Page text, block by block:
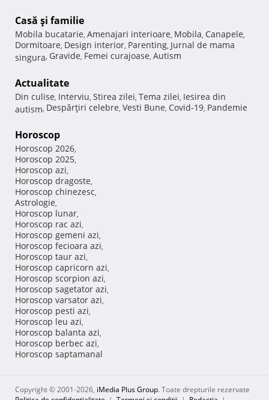
Casă şi familie
Mobila bucatarie, Amenajari interioare, Mobila, Canapele,
Dormitoare, Design interior, Parenting, Jurnal de mama
singura, Gravide, Femei curajoase, Autism
Actualitate
Din culise, Interviu, Stirea zilei, Tema zilei, Iesirea din
autism, Despărţiri celebre, Vesti Bune, Covid-19, Pandemie
Horoscop
Horoscop 2026,
Horoscop 2025,
Horoscop azi,
Horoscop dragoste,
Horoscop chinezesc,
Astrologie,
Horoscop lunar,
Horoscop rac azi,
Horoscop gemeni azi,
Horoscop fecioara azi,
Horoscop taur azi,
Horoscop capricorn azi,
Horoscop scorpion azi,
Horoscop sagetator azi,
Horoscop varsator azi,
Horoscop pesti azi,
Horoscop leu azi,
Horoscop balanta azi,
Horoscop berbec azi,
Horoscop saptamanal
Copyright © 2001-2026, iMedia Plus Group. Toate drepturile rezervate